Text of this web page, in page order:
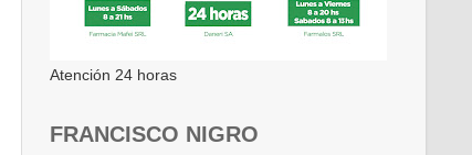
Atención 24 horas
FRANCISCO NIGRO